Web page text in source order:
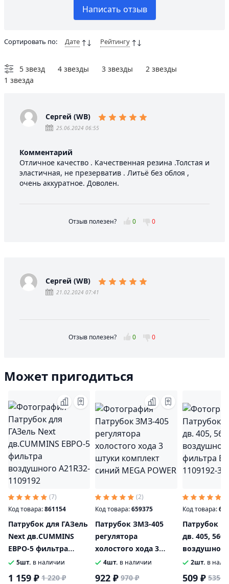
Написать отзыв
Сортировать по: Дате Рейтингу
5 звезд 4 звезды 3 звезды
2 звезды
1 звезда
Сергей (WB)
25.06.2024 06:55
Комментарий
Отличное качество . Качественная резина .Толстая и
эластичная, не презерватив . Литьё без облоя ,
очень аккуратное. Доволен.
Отзыв полезен? 0 0
Сергей (WB)
21.02.2024 07:41
Отзыв полезен? 0 0
Может пригодиться
(7)
Код товара:861154
Патрубок для ГАЗель
Next дв.CUMMINS
ЕВРО-5 фильтра
воздушного А21R32-
1109192
5шт. в наличии
1 159 ₽ 1 220 ₽
(2)
Код товара:659375
Патрубок ЗМЗ-405
регулятора
холостого хода 3
штуки комплект
синий MEGA POWER
4шт. в наличии
922 ₽ 970 ₽
Код товара:
Патрубок
дв. 405, 560
БРТ 3302-
2шт. в
509 ₽ 535 ₽